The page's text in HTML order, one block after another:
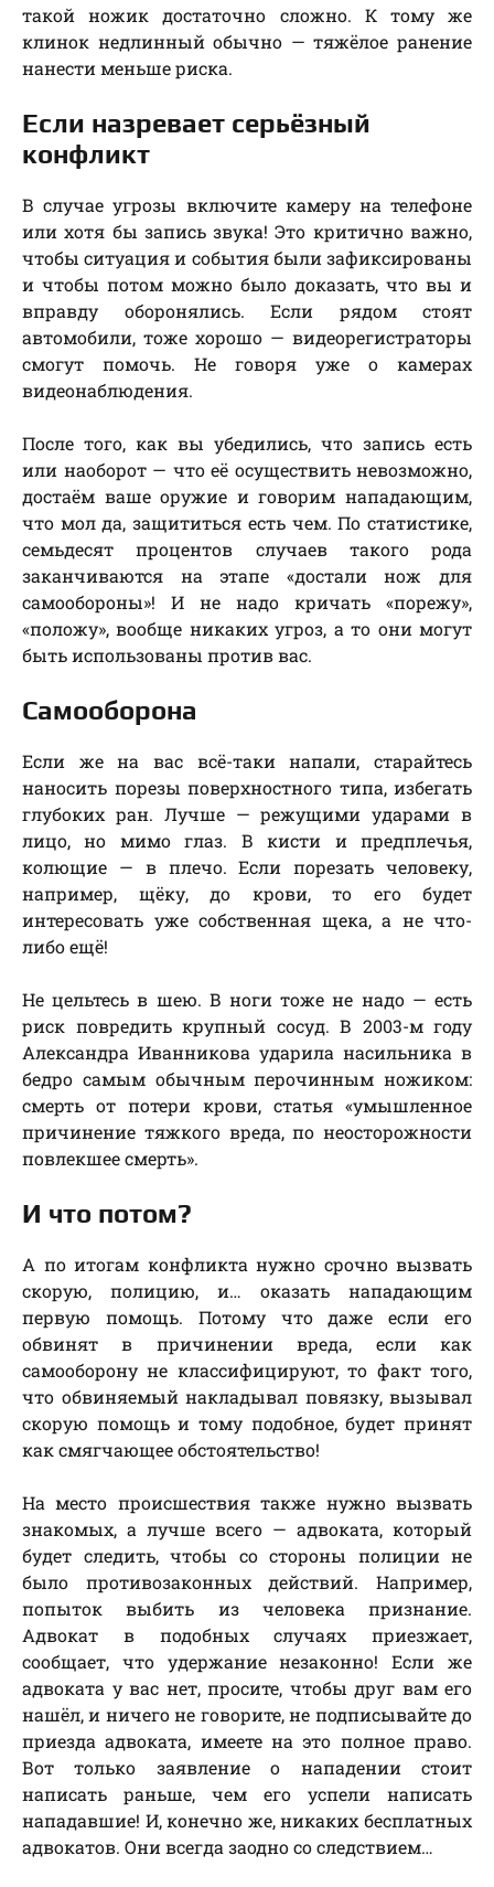
такой ножик достаточно сложно. К тому же
клинок недлинный обычно — тяжёлое ранение
нанести меньше риска.
Если назревает серьёзный
конфликт
В случае угрозы включите камеру на телефоне
или хотя бы запись звука! Это критично важно,
чтобы ситуация и события были зафиксированы
и чтобы потом можно было доказать, что вы и
вправду оборонялись. Если рядом стоят
автомобили, тоже хорошо — видеорегистраторы
смогут помочь. Не говоря уже о камерах
видеонаблюдения.
После того, как вы убедились, что запись есть
или наоборот — что её осуществить невозможно,
достаём ваше оружие и говорим нападающим,
что мол да, защититься есть чем. По статистике,
семьдесят процентов случаев такого рода
заканчиваются на этапе «достали нож для
самообороны»! И не надо кричать «порежу»,
«положу», вообще никаких угроз, а то они могут
быть использованы против вас.
Самооборона
Если же на вас всё-таки напали, старайтесь
наносить порезы поверхностного типа, избегать
глубоких ран. Лучше — режущими ударами в
лицо, но мимо глаз. В кисти и предплечья,
колющие — в плечо. Если порезать человеку,
например, щёку, до крови, то его будет
интересовать уже собственная щека, а не что-
либо ещё!
Не цельтесь в шею. В ноги тоже не надо — есть
риск повредить крупный сосуд. В 2003-м году
Александра Иванникова ударила насильника в
бедро самым обычным перочинным ножиком:
смерть от потери крови, статья «умышленное
причинение тяжкого вреда, по неосторожности
повлекшее смерть».
И что потом?
А по итогам конфликта нужно срочно вызвать
скорую, полицию, и… оказать нападающим
первую помощь. Потому что даже если его
обвинят в причинении вреда, если как
самооборону не классифицируют, то факт того,
что обвиняемый накладывал повязку, вызывал
скорую помощь и тому подобное, будет принят
как смягчающее обстоятельство!
На место происшествия также нужно вызвать
знакомых, а лучше всего — адвоката, который
будет следить, чтобы со стороны полиции не
было противозаконных действий. Например,
попыток выбить из человека признание.
Адвокат в подобных случаях приезжает,
сообщает, что удержание незаконно! Если же
адвоката у вас нет, просите, чтобы друг вам его
нашёл, и ничего не говорите, не подписывайте до
приезда адвоката, имеете на это полное право.
Вот только заявление о нападении стоит
написать раньше, чем его успели написать
нападавшие! И, конечно же, никаких бесплатных
адвокатов. Они всегда заодно со следствием…